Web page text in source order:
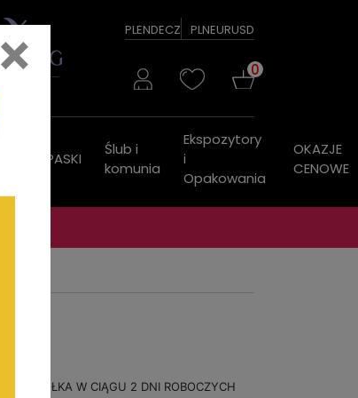
PLENDECZ PLNEURUSD
0
PASKI
Ślub i
komunia
Ekspozytory
i
Opakowania
OKAZJE
CENOWE
WYSYŁKA W CIĄGU 2 DNI ROBOCZYCH
×